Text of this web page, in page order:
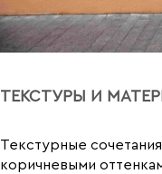
ТЕКСТУРЫ И
Текстурные
коричневыми